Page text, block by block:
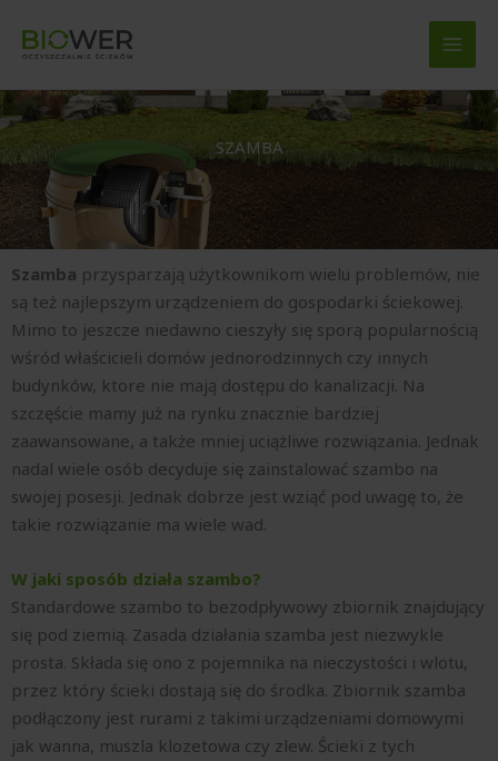
SZAMBA
Szamba przysparzają użytkownikom wielu problemów, nie
są też najlepszym urządzeniem do gospodarki ściekowej.
Mimo to jeszcze niedawno cieszyły się sporą popularnością
wśród właścicieli domów jednorodzinnych czy innych
budynków, ktore nie mają dostępu do kanalizacji. Na
szczęście mamy już na rynku znacznie bardziej
zaawansowane, a także mniej uciążliwe rozwiązania. Jednak
nadal wiele osób decyduje się zainstalować szambo na
swojej posesji. Jednak dobrze jest wziąć pod uwagę to, że
takie rozwiązanie ma wiele wad.
W jaki sposób działa szambo?
Standardowe szambo to bezodpływowy zbiornik znajdujący
się pod ziemią. Zasada działania szamba jest niezwykle
prosta. Składa się ono z pojemnika na nieczystości i wlotu,
przez który ścieki dostają się do środka. Zbiornik szamba
podłączony jest rurami z takimi urządzeniami domowymi
jak wanna, muszla klozetowa czy zlew. Ścieki z tych